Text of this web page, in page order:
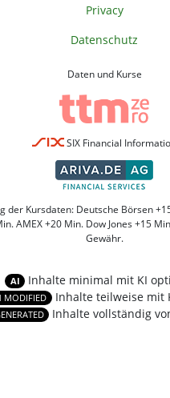
Privacy
Datenschutz
Daten und Kurse
SIX Financial
der Kursdaten: Deutsche Börsen
AMEX +20 Min. Dow Jones +15
Gewähr.
AI Inhalte minimal mit KI
MODIFIED Inhalte teilweise mit
Inhalte vollständig